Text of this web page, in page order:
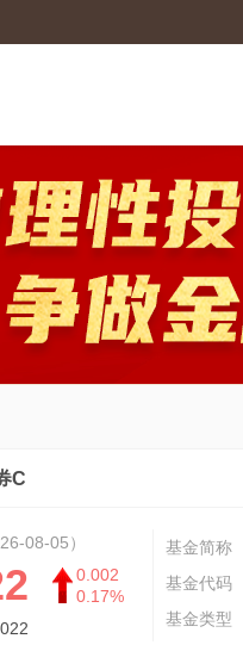
C
08-05）
0.002
0.17%
基金简称
基金代码
基金类型